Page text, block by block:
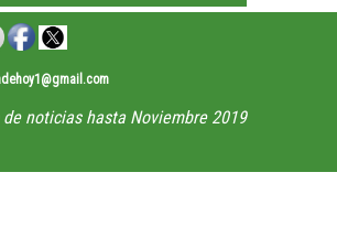
de noticias hasta Noviembre 2019